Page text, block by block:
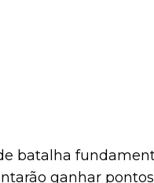
batalha
ganhar